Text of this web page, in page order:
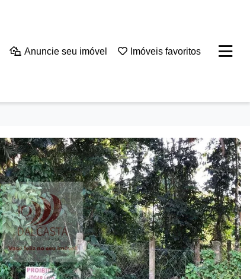
Anuncie seu imóvel Imóveis favoritos